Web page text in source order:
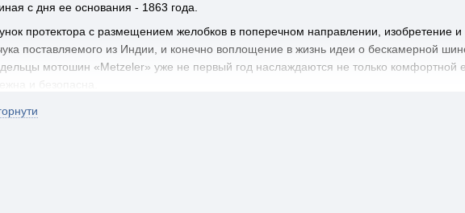
с дня ее основания - 1863 года.
протектора с размещением желобков в поперечном направлении, изобретение
поставляемого из Индии, и конечно воплощение в жизнь идеи о бескамерной
мотошин «Metzeler» уже не первый год наслаждаются не только комфортной
облегчения процесса подбора шин компания регулярно выпускает и обновляет